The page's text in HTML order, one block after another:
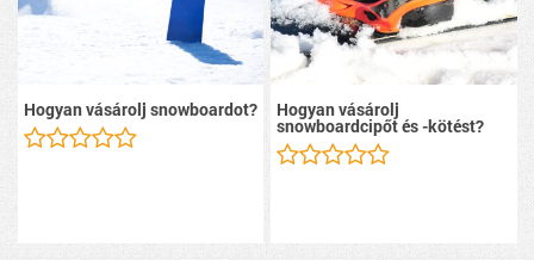
Hogyan vásárolj snowboardot? Hogyan vásárolj
snowboardcipőt és -kötést?